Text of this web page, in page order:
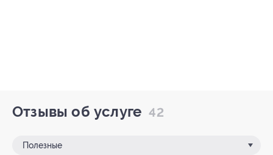
Отзывы об услуге 42
Полезные